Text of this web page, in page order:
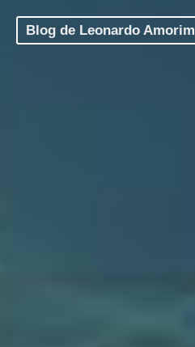
Blog de Leonardo Amorim